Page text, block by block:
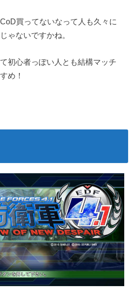
買ってないなって人も久々に
ゃないですかね。
初心者っぽい人とも結構マッチ
め！